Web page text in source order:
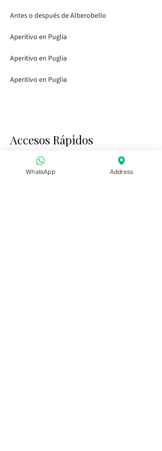
Antes o después de Alberobello
Aperitivo en Puglia
Aperitivo en Puglia
Aperitivo en Puglia
Accesos Rápidos
Visitar los Jardines
WhatsApp Address